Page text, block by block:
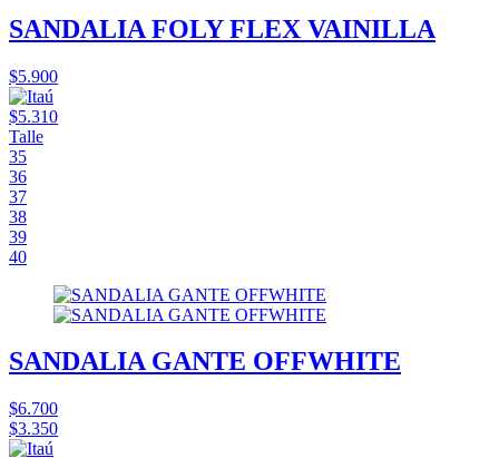
SANDALIA FOLY FLEX VAINILLA
$5.900
$5.310
Talle
35
36
37
38
39
40
SANDALIA GANTE OFFWHITE
$6.700
$3.350